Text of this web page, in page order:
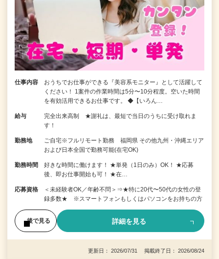
仕事内容
おうちでお仕事ができる『美容系モニター』として活躍して
ください！ 1案件の作業時間は5分〜10分程度。空いた時間
を有効活用できるお仕事です。 ◆【いろん…
給与
完全出来高制 ★謝礼は、最短で当日のうちに受け取れま
す！
勤務地
ご自宅※フルリモート勤務 福岡県 その他九州・沖縄エリア
および日本全国で勤務可能(在宅OK)
勤務時間
好きな時間に働けます！ ★単発（1日のみ）OK！ ★応募
後、即お仕事開始も可！ ★在…
応募資格
＜未経験者OK／年齢不問＞⇒★特に20代〜50代の女性の登
録多数★ ※スマートフォンもしくはパソコンをお持ちの方
後で見る 詳細を見る
更新日： 2026/07/31 掲載終了日： 2026/08/24